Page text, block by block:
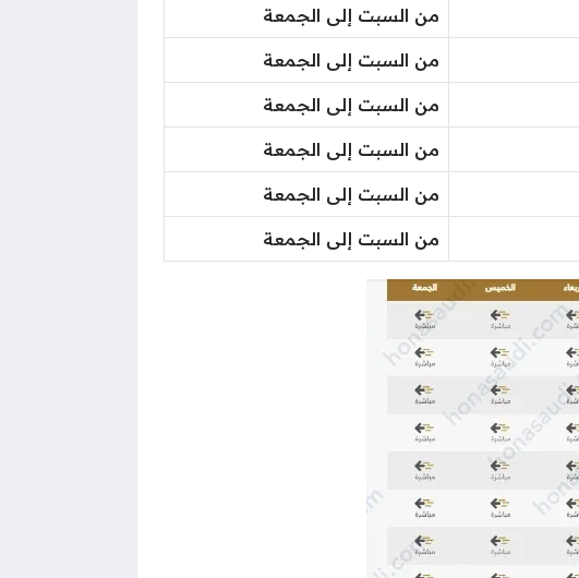
من السبت إلى الجمعة
من السبت إلى الجمعة
من السبت إلى الجمعة
من السبت إلى الجمعة
من السبت إلى الجمعة
من السبت إلى الجمعة